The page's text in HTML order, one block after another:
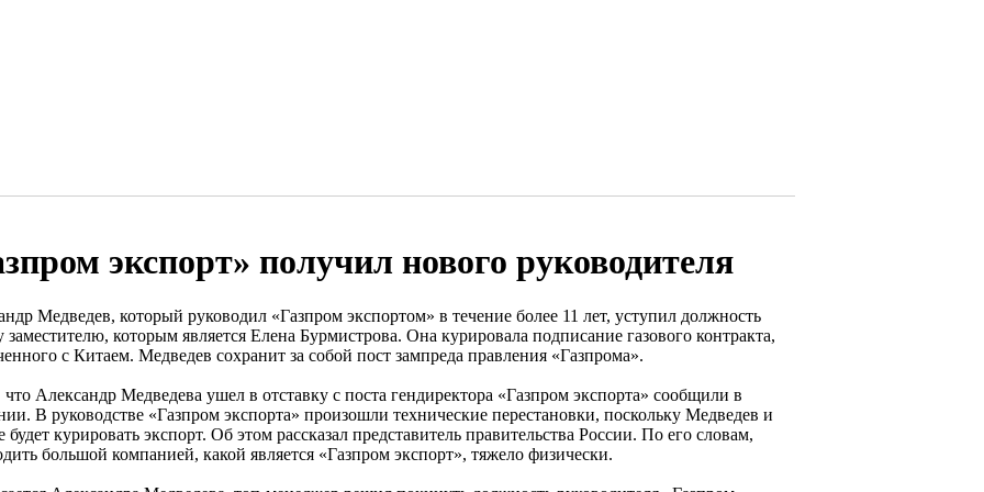
экспорт» получил нового руководителя
Медведев, который руководил «Газпром экспортом» в течение более 11 лет, уступил должность
заместителю, которым является Елена Бурмистрова. Она курировала подписание газового контракта,
с Китаем. Медведев сохранит за собой пост зампреда правления «Газпрома».
Александр Медведева ушел в отставку с поста гендиректора «Газпром экспорта» сообщили в
В руководстве «Газпром экспорта» произошли технические перестановки, поскольку Медведев и
будет курировать экспорт. Об этом рассказал представитель правительства России. По его словам,
большой компанией, какой является «Газпром экспорт», тяжело физически.